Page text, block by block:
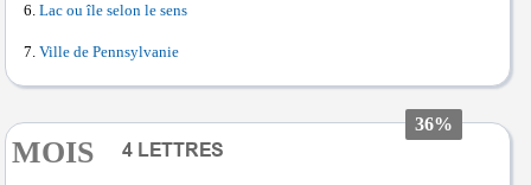
Lac ou île selon le sens
Ville de Pennsylvanie
36%
MOIS